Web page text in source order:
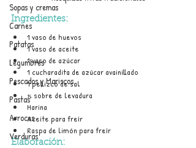
Sopas y cremas
Carnes
Patatas
Legumbres
Pescados y Mariscos
Pastas
Arroces
Verduras
Ingredientes:
1 vaso de huevos
1 vaso de aceite
1 vaso de azúcar
1 cucharadita de azúcar avainillado
1 pellizco de sal
½ sobre de levadura
Harina
Aceite para freír
Raspa de limón para freír
Elaboración: